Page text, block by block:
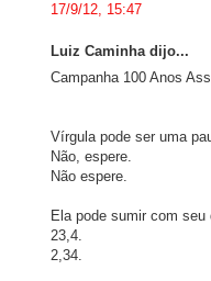
17/9/12, 15:47
Luiz Caminha dijo...
Campanha 100 Anos
Vírgula pode ser uma
Não, espere.
Não espere.
Ela pode sumir com seu
23,4.
2,34.